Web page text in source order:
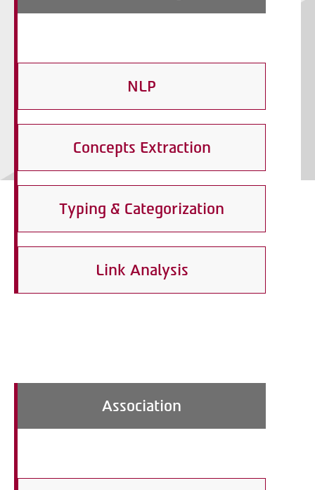
מגוון אלגוריתמים מתקדמים בתחומים הבאים:
NLP
Concepts Extraction
Typing & Categorization
Link Analysis
Association